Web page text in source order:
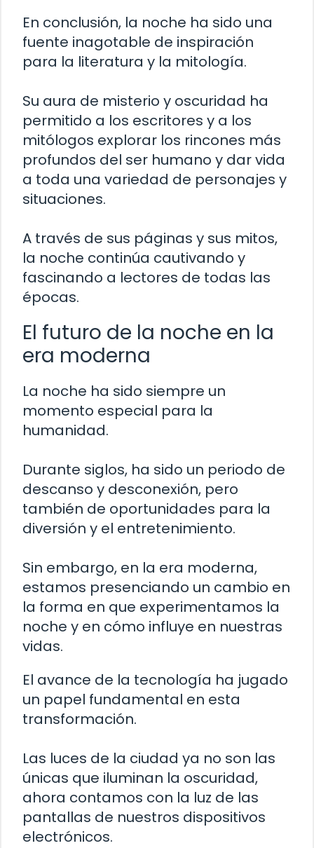
En conclusión, la noche ha sido una
fuente inagotable de inspiración
para la literatura y la mitología.
Su aura de misterio y oscuridad ha
permitido a los escritores y a los
mitólogos explorar los rincones más
profundos del ser humano y dar vida
a toda una variedad de personajes y
situaciones.
A través de sus páginas y sus mitos,
la noche continúa cautivando y
fascinando a lectores de todas las
épocas.
El futuro de la noche en la
era moderna
La noche ha sido siempre un
momento especial para la
humanidad.
Durante siglos, ha sido un periodo de
descanso y desconexión, pero
también de oportunidades para la
diversión y el entretenimiento.
Sin embargo, en la era moderna,
estamos presenciando un cambio en
la forma en que experimentamos la
noche y en cómo influye en nuestras
vidas.
El avance de la tecnología ha jugado
un papel fundamental en esta
transformación.
Las luces de la ciudad ya no son las
únicas que iluminan la oscuridad,
ahora contamos con la luz de las
pantallas de nuestros dispositivos
electrónicos.